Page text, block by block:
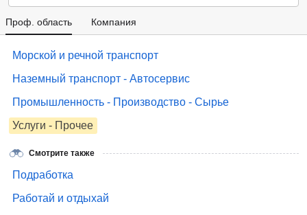
Проф. область Компания
Морской и речной транспорт
Наземный транспорт - Автосервис
Промышленность - Производство - Сырье
Услуги - Прочее
Смотрите также
Подработка
Работай и отдыхай